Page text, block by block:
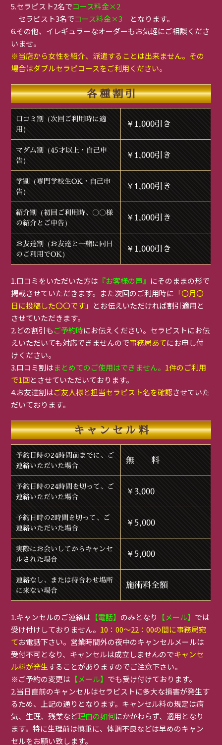
5.セラピスト2名でコース料金×2
セラピスト3名でコース料金×3 となります。
6.その他、イレギュラーなオーダーもお気軽にご相談くださ
いませ。
※当店から女性を紹介、派遣することは出来ません。その
場合はダブルセラピコースをご利用ください。
各種割引
口コミ割（次回ご利用時に適
用）
￥1,000引き
マダム割（45才以上・自己申
告）
￥1,000引き
学割（専門学校生OK・自己申
告）
￥1,000引き
紹介割（初回ご利用時、〇〇様
の紹介とご申告）
￥1,000引き
お友達割（お友達と一緒に同日
のご利用でOK）
￥1,000引き
1.口コミをいただいた方は 『お客様の声』 にそのままの形で
掲載させていただきます。また次回のご利用時に 「〇月〇
日に投稿した〇〇です」
とお伝えいただければ割引適用と
させていただきます。
2.どの割引もご予約時にお伝えください。セラピストにお伝
えいただいても対応できませんので事務局あてにお申し付
けください。
3.口コミ割はまとめてのご使用はできません。 1件のご利用
で1回とさせていただいております。
4.お友達割はご友人様と担当セラピスト名を確認させていた
だいております。
キャンセル料
予約日時の24時間前までに、ご
連絡いただいた場合
無 料
予約日時の24時間を切って、ご
連絡いただいた場合
￥3,000
予約日時の2時間を切って、ご
連絡いただいた場合
￥5,000
実際にお会いしてからキャンセ
ルされた場合
￥5,000
連絡なし、または待合わせ場所
に来ない場合
施術料全額
1.キャンセルのご連絡は 【電話】 のみとなり 【メール】 では
受け付けしておりません。 10：00～22：00の間に事務局宛
てお電話下さい。営業時間外の夜中のキャンセルメールは
受付不可となり、キャンセルは成立しませんのでキャンセ
ル料が発生することがありますのでご注意下さい。
※ご予約の変更は 【メール】 でも受け付けております。
2.当日直前のキャンセルはセラピストに多大な損害が発生す
るため、上記の通りとなります。キャンセル料の規定は病
気、生理、残業など理由の如何にかかわらず、適用となり
ます。特に生理前は慎重に、体調不良などは早めのキャン
セルをお願い致します。